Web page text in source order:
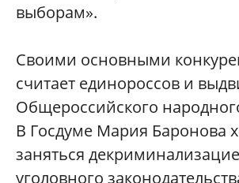
выборам».
Своими основными
считает единороссов и
Общероссийского
В Госдуме Мария Баронова
заняться
уголовного